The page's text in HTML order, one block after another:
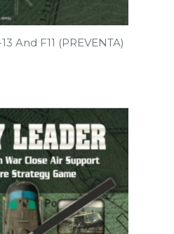
And F11 (PREVENTA)